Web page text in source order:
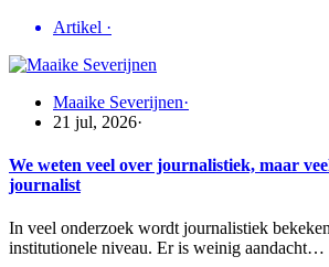
Artikel ·
Maaike Severijnen·
21 jul, 2026·
We weten veel over journalistiek, maar
journalist
In veel onderzoek wordt journalistiek
institutionele niveau. Er is weinig aandacht…